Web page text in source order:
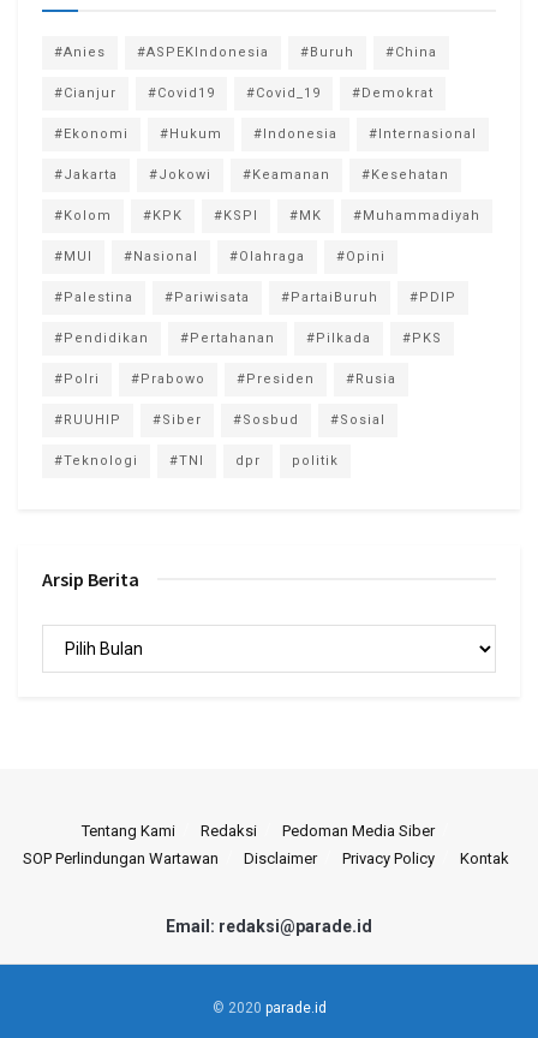
#Anies #ASPEKIndonesia #Buruh #China
#Cianjur #Covid19 #Covid_19 #Demokrat
#Ekonomi #Hukum #Indonesia #Internasional
#Jakarta #Jokowi #Keamanan #Kesehatan
#Kolom #KPK #KSPI #MK #Muhammadiyah
#MUI #Nasional #Olahraga #Opini
#Palestina #Pariwisata #PartaiBuruh #PDIP
#Pendidikan #Pertahanan #Pilkada #PKS
#Polri #Prabowo #Presiden #Rusia
#RUUHIP #Siber #Sosbud #Sosial
#Teknologi #TNI dpr politik
Arsip Berita
Arsip
Tentang Kami Redaksi
Pedoman Media Siber
SOP Perlindungan Wartawan
Disclaimer Privacy Policy Kontak
Email: redaksi@parade.id
© 2020 parade.id